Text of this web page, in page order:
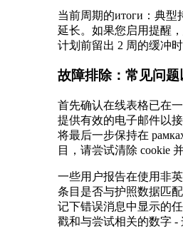
当前周期的итоги：典
延长。如果您启用提醒
计划前留出 2 周的缓冲
故障排除：常见问
首先确认在线表格已在
提供有效的电子邮件以
将最后一步保持在
目，请尝试清除 cookie
一些用户报告在使用非
条目是否与护照数据匹
记下错误消息中显示的
戳和与尝试相关的数字 -